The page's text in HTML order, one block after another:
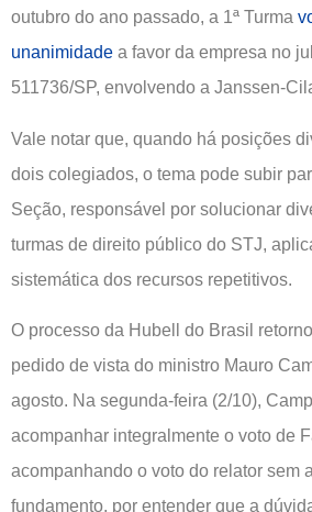
outubro do ano passado, a 1ª Turma
unanimidade a favor da empresa no
511736/SP, envolvendo a Janssen-
Vale notar que, quando há posições
dois colegiados, o tema pode subir
Seção, responsável por solucionar
turmas de direito público do STJ,
sistemática dos recursos repetitivos.
O processo da Hubell do Brasil
pedido de vista do ministro Mauro
agosto. Na segunda-feira (2/10),
acompanhar integralmente o voto de
acompanhando o voto do relator sem
fundamento, por entender que a